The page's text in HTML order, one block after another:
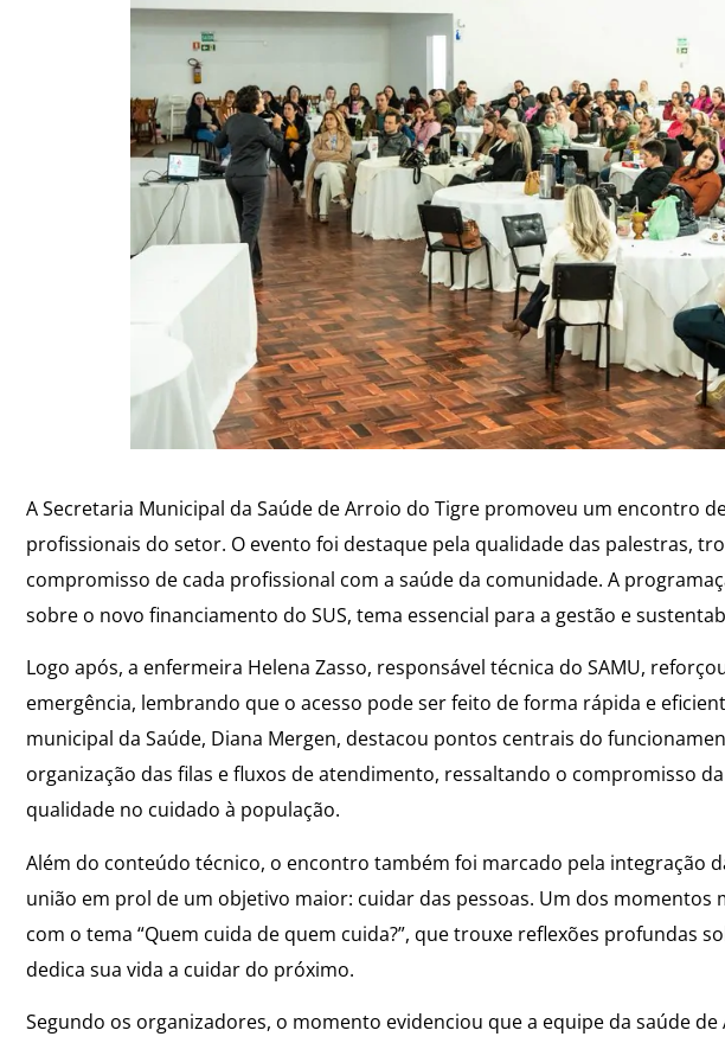
A Secretaria Municipal da Saúde de Arroio do Tigre promoveu um encontro
profissionais do setor. O evento foi destaque pela qualidade das palestras,
compromisso de cada profissional com a saúde da comunidade. A
sobre o novo financiamento do SUS, tema essencial para a gestão e
Logo após, a enfermeira Helena Zasso, responsável técnica do SAMU,
emergência, lembrando que o acesso pode ser feito de forma rápida e
municipal da Saúde, Diana Mergen, destacou pontos centrais do
organização das filas e fluxos de atendimento, ressaltando o compromisso
qualidade no cuidado à população.
Além do conteúdo técnico, o encontro também foi marcado pela integração
união em prol de um objetivo maior: cuidar das pessoas. Um dos momentos
com o tema “Quem cuida de quem cuida?”, que trouxe reflexões profundas
dedica sua vida a cuidar do próximo.
Segundo os organizadores, o momento evidenciou que a equipe da saúde